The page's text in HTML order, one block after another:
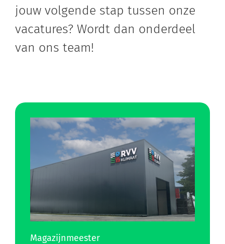
jouw volgende stap tussen onze
vacatures? Wordt dan onderdeel
van ons team!
Magazijnmeester